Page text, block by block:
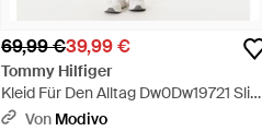
69,99 €39,99 €
Tommy Hilfiger
Kleid Für Den Alltag Dw0Dw19721 Slim
Fit - Rot
Von Modivo